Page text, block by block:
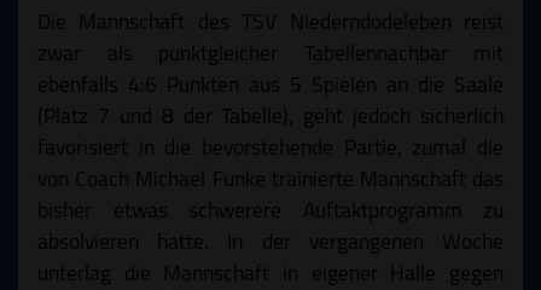
Die Mannschaft des TSV Niederndodeleben reist
zwar als punktgleicher Tabellennachbar mit
ebenfalls 4:6 Punkten aus 5 Spielen an die Saale
(Platz 7 und 8 der Tabelle), geht jedoch sicherlich
favorisiert in die bevorstehende Partie, zumal die
von Coach Michael Funke trainierte Mannschaft das
bisher etwas schwerere Auftaktprogramm zu
absolvieren hatte. In der vergangenen Woche
unterlag die Mannschaft in eigener Halle gegen